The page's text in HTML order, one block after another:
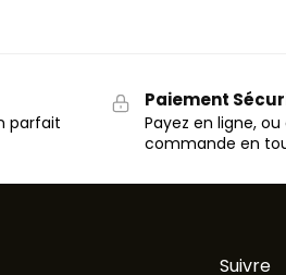
parfait
Paiement
Payez en ligne,
commande en
Suivre